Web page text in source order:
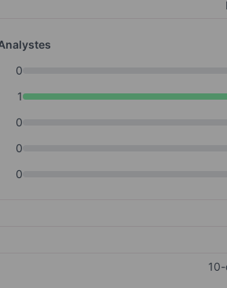
0
1
0
0
0